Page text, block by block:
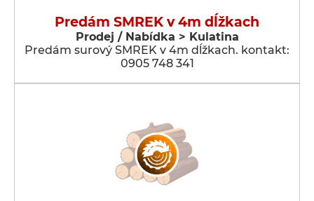
Predám SMREK v 4m dĺžkach
Prodej / Nabídka > Kulatina
Predám surový SMREK v 4m dĺžkach. kontakt:
0905 748 341